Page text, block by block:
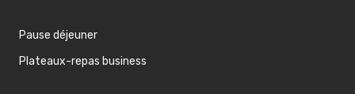
Pause déjeuner
Plateaux-repas business